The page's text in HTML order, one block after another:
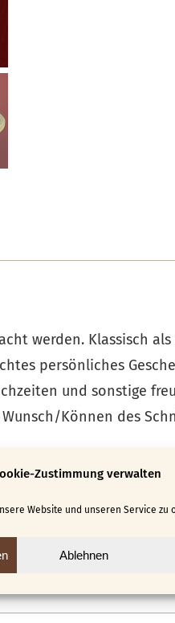
Zustimmung verwalten
Website und unseren Service zu
Ablehnen
werden. Klassisch
persönliches
und sonstige
Können des
herzustellen. Ideen